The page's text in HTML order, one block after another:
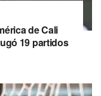
de Cali
19 partidos